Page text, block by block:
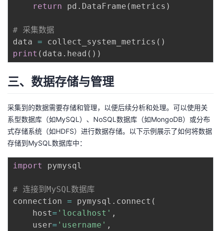
程
认
证
的
实
验
我
的
收
藏
术
支
持
云
声
建
议
return pd . DataFrame ( metrics )
# 采集数据
data = collect_system_metrics ( )
print ( data . head ( ) )
三、数据存储与管理
采集到的数据需要存储和管理，以便后续分析和处理。可以使用关
系型数据库（如MySQL）、NoSQL数据库（如MongoDB）或分布
式存储系统（如HDFS）进行数据存储。以下示例展示了如何将数据
存储到MySQL数据库中：
import pymysql
# 连接到MySQL数据库
connection = pymysql . connect (
    host
= 'localhost' ,
    user
= 'username' ,